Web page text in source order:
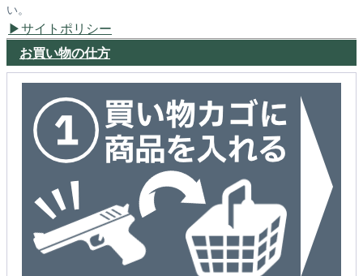
い。
サイトポリシー
お買い物の仕方